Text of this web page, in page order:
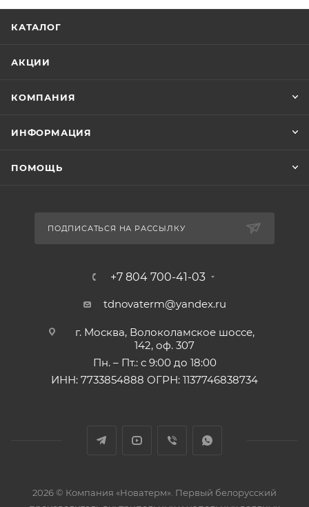
КАТАЛОГ
АКЦИИ
КОМПАНИЯ
ИНФОРМАЦИЯ
ПОМОЩЬ
ПОДПИСАТЬСЯ НА РАССЫЛКУ
+7 804 700-41-03
tdnovaterm@yandex.ru
г. Москва, Волоколамское шоссе,
142, оф. 307
Пн. – Пт.: с 9:00 до 18:00
ИНН: 7733854888 ОГРН: 1137746838734
2026 © Компания «Новатерм». Первый белорусский